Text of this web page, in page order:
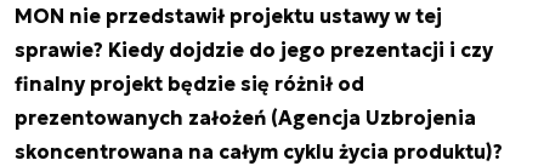
MON nie przedstawił projektu ustawy w tej
sprawie? Kiedy dojdzie do jego prezentacji i czy
finalny projekt będzie się różnił od
prezentowanych założeń (Agencja Uzbrojenia
skoncentrowana na całym cyklu życia produktu)?